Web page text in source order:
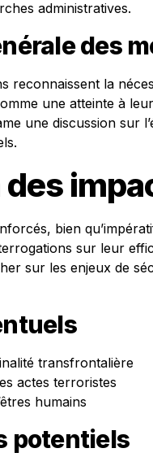
administratives.
des
reconnaissent la
une atteinte à
une discussion sur
bien
sur leur
sur les enjeux de
transfrontalière
actes terroristes
humains
potentiels